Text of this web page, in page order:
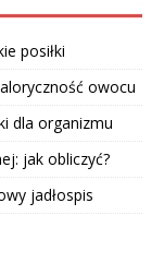
posiłki
owocu
dla organizmu
jak obliczyć?
jadłospis